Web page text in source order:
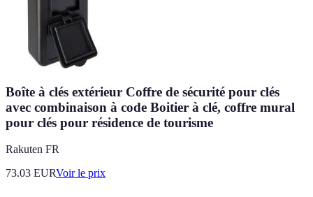
Boîte à clés extérieur Coffre de sécurité pour clés
avec combinaison à code Boitier à clé, coffre mural
pour clés pour résidence de tourisme
Rakuten FR
73.03 EURVoir le prix